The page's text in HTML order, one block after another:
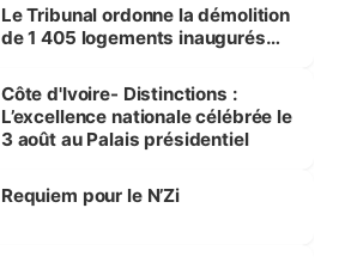
Le Tribunal ordonne la démolition
de 1 405 logements inaugurés
Bassam
Côte d'Ivoire- Distinctions :
L’excellence nationale célébrée le
3 août au Palais présidentiel
Requiem pour le N’Zi